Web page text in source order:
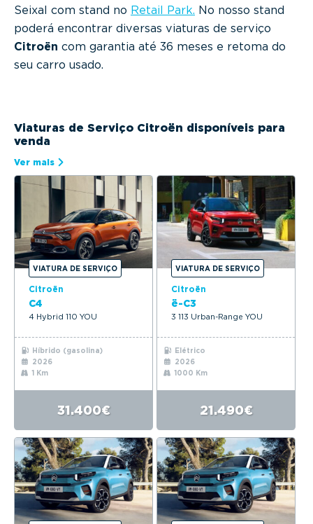
Seixal com stand no Retail Park. No nosso stand
poderá encontrar diversas viaturas de serviço
Citroën com garantia até 36 meses e retoma do
seu carro usado.
Viaturas de Serviço Citroën disponíveis para
venda
Ver mais
VIATURA DE SERVIÇO
Citroën
C4
4 Hybrid 110 YOU
Híbrido (gasolina)
2026
1 Km
31.400€
VIATURA DE SERVIÇO
Citroën
ë-C3
3 113 Urban-Range YOU
Elétrico
2026
1000 Km
21.490€